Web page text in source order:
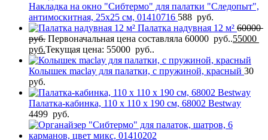
Накладка на окно "Сибтермо" для палатки "Следопыт",
антимоскитная, 25х25 см, 01410716 588 руб.
Палатка надувная 12 м² 60000
руб. Первоначальная цена составляла 60000 руб..55000
руб.Текущая цена: 55000 руб..
Колышек maclay для палатки, с пружиной, красный 30
руб.
Палатка-кабинка, 110 х 110 х 190 см, 68002 Bestway
4499 руб.